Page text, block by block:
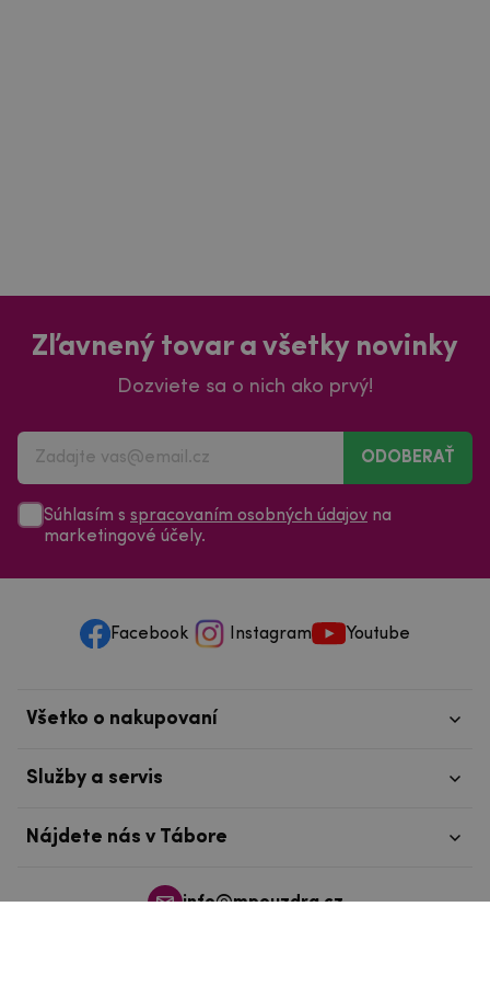
Zľavnený tovar a všetky novinky
Dozviete sa o nich ako prvý!
ODOBERAŤ
Súhlasím s spracovaním osobných údajov na
marketingové účely.
Facebook Instagram Youtube
info@mpouzdra.cz
Všetko o nakupovaní
Služby a servis
Nájdete nás v Tábore